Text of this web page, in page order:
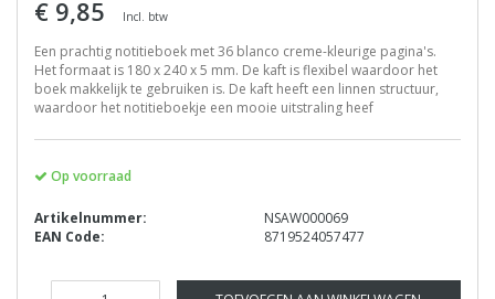
€ 9,85 Incl. btw
Een prachtig notitieboek met 36 blanco creme-kleurige pagina's.
Het formaat is 180 x 240 x 5 mm. De kaft is flexibel waardoor het
boek makkelijk te gebruiken is. De kaft heeft een linnen structuur,
waardoor het notitieboekje een mooie uitstraling heef
Op voorraad
Artikelnummer:
NSAW000069
EAN Code:
8719524057477